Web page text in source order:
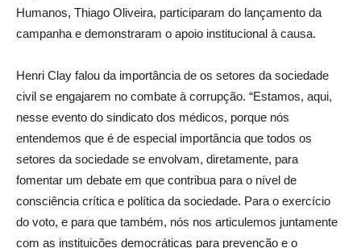
Humanos, Thiago Oliveira, participaram do lançamento da
campanha e demonstraram o apoio institucional à causa.
Henri Clay falou da importância de os setores da sociedade
civil se engajarem no combate à corrupção. “Estamos, aqui,
nesse evento do sindicato dos médicos, porque nós
entendemos que é de especial importância que todos os
setores da sociedade se envolvam, diretamente, para
fomentar um debate em que contribua para o nível de
consciência crítica e política da sociedade. Para o exercício
do voto, e para que também, nós nos articulemos juntamente
com as instituições democráticas para prevenção e o